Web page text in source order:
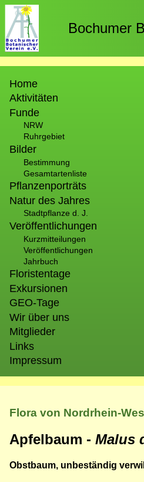
Direkt
zum
Inhalt
Bochumer
Home
Aktivitäten
Funde
NRW
Ruhrgebiet
Bilder
Bestimmung
Gesamtartenliste
Pflanzenporträts
Natur des Jahres
Stadtpflanze d. J.
Veröffentlichungen
Kurzmitteilungen
Veröffentlichungen
Jahrbuch
Floristentage
Exkursionen
GEO-Tage
Wir über uns
Mitglieder
Links
Impressum
Flora von Nordrhein-
Apfelbaum - Malus
Obstbaum, unbeständig